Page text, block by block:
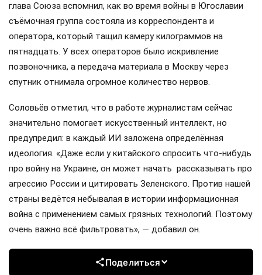
глава Союза вспомнил, как во время войны в Югославии
съёмочная группа состояла из корреспондента и
оператора, который тащил камеру килограммов на
пятнадцать. У всех операторов было искривление
позвоночника, а передача материала в Москву через
спутник отнимала огромное количество нервов.
Соловьёв отметил, что в работе журналистам сейчас
значительно помогает искусственный интеллект, но
предупредил: в каждый ИИ заложена определённая
идеология. «Даже если у китайского спросить что-нибудь
про войну на Украине, он может начать рассказывать про
агрессию России и цитировать Зеленского. Против нашей
страны ведётся небывалая в истории информационная
война с применением самых грязных технологий. Поэтому
очень важно всё фильтровать», — добавил он.
Поделиться